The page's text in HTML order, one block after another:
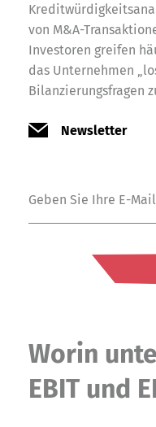
von M&A-
Investoren greifen
das Unternehmen
Bilanzierungsfragen
Newsletter
Worin
EBIT und